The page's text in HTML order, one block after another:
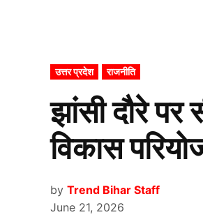
POSTED
IN
उत्तर प्रदेश राजनीति
झांसी दौरे पर
विकास
by Trend Bihar Staff
June 21, 2026